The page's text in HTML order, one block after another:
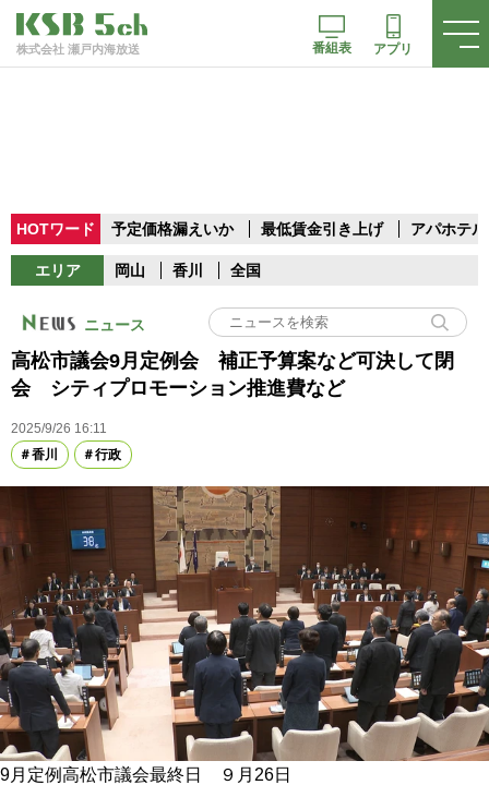
株式会社 瀬戸内海放送 番組表 アプリ
HOTワード 予定価格漏えいか 最低賃金引き上げ アパホテル
エリア 岡山 香川 全国
ニュース
高松市議会9月定例会 補正予算案など可決して閉
会 シティプロモーション推進費など
2025/9/26 16:11
香川
行政
9月定例高松市議会最終日 ９月26日